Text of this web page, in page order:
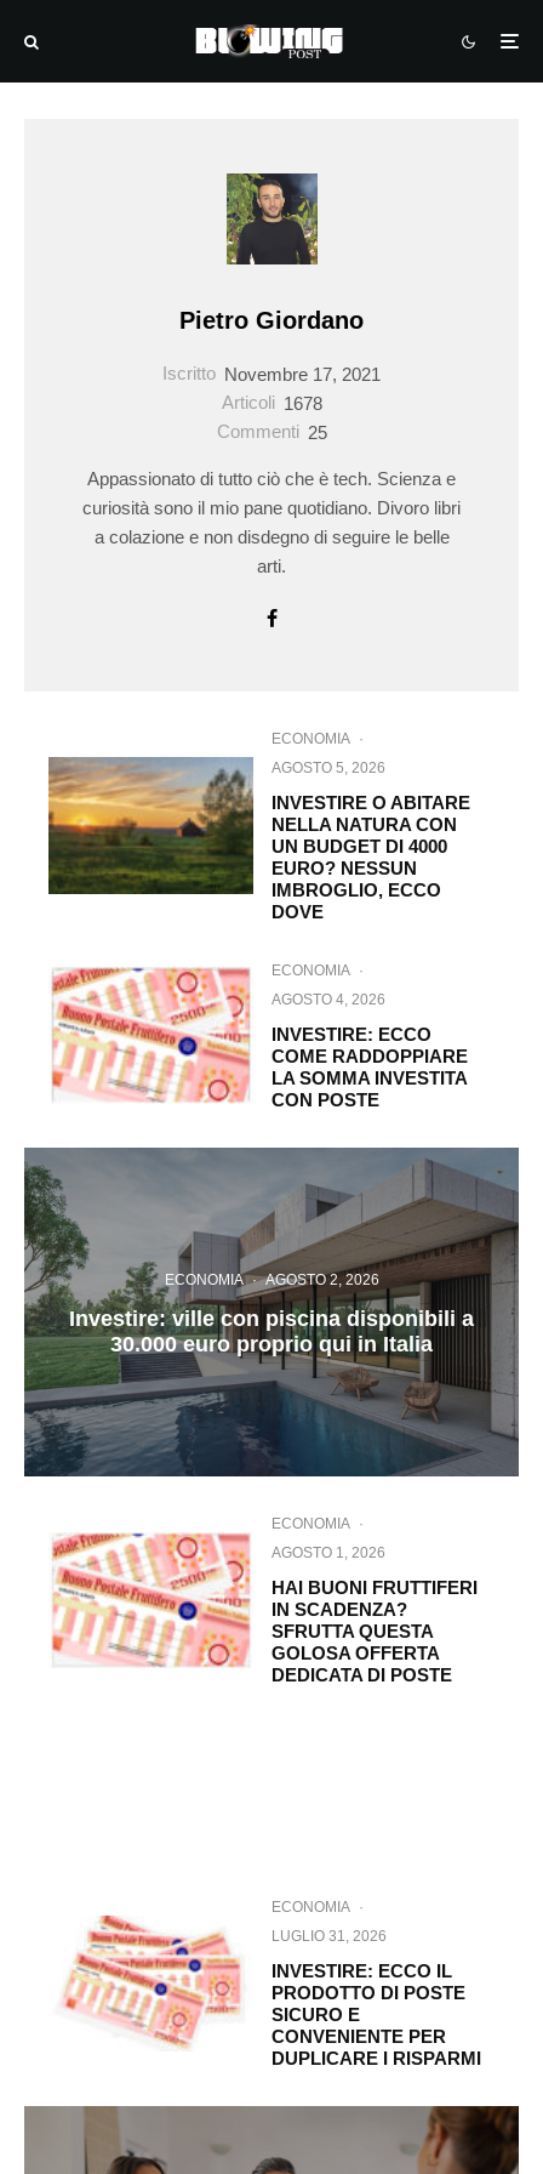
Pietro Giordano
Iscritto Novembre 17, 2021
Articoli 1678
Commenti 25
Appassionato di tutto ciò che è tech. Scienza e
curiosità sono il mio pane quotidiano. Divoro libri
a colazione e non disdegno di seguire le belle
arti.
ECONOMIA ·
AGOSTO 5, 2026
INVESTIRE O ABITARE
NELLA NATURA CON
UN BUDGET DI 4000
EURO? NESSUN
IMBROGLIO, ECCO
DOVE
ECONOMIA ·
AGOSTO 4, 2026
INVESTIRE: ECCO
COME RADDOPPIARE
LA SOMMA INVESTITA
CON POSTE
ECONOMIA · AGOSTO 2, 2026
Investire: ville con piscina disponibili a
30.000 euro proprio qui in Italia
ECONOMIA ·
AGOSTO 1, 2026
HAI BUONI FRUTTIFERI
IN SCADENZA?
SFRUTTA QUESTA
GOLOSA OFFERTA
DEDICATA DI POSTE
ECONOMIA ·
LUGLIO 31, 2026
INVESTIRE: ECCO IL
PRODOTTO DI POSTE
SICURO E
CONVENIENTE PER
DUPLICARE I RISPARMI